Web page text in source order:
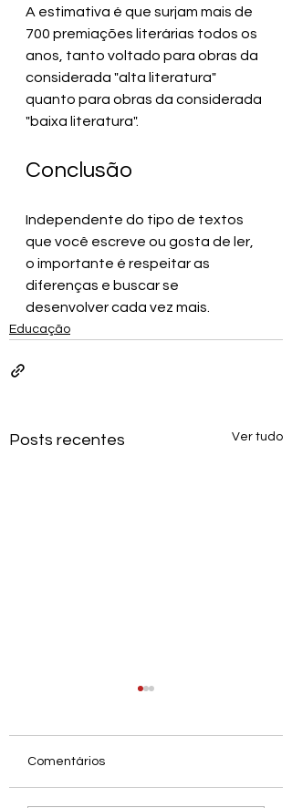
A estimativa é que surjam mais de
700 premiações literárias todos os
anos, tanto voltado para obras da
considerada "alta literatura"
quanto para obras da considerada
"baixa literatura".
Conclusão
Independente do tipo de textos
que você escreve ou gosta de ler,
o importante é respeitar as
diferenças e buscar se
desenvolver cada vez mais.
Educação
Posts recentes Ver tudo
Comentários